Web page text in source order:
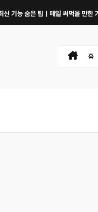
팁｜매일 써먹을 만한 기능만 골랐
홈